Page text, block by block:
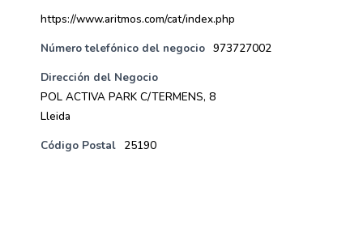
https://www.aritmos.com/cat/index.php
Número telefónico del negocio 973727002
Dirección del Negocio
POL ACTIVA PARK C/TERMENS, 8
Lleida
Código Postal 25190